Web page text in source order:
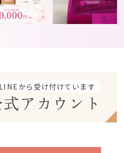
から受け付けています
アカウント